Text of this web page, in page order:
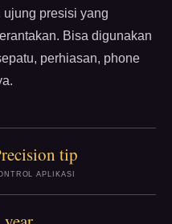
ujung presisi yang
Bisa digunakan
perhiasan, phone
tip
APLIKASI